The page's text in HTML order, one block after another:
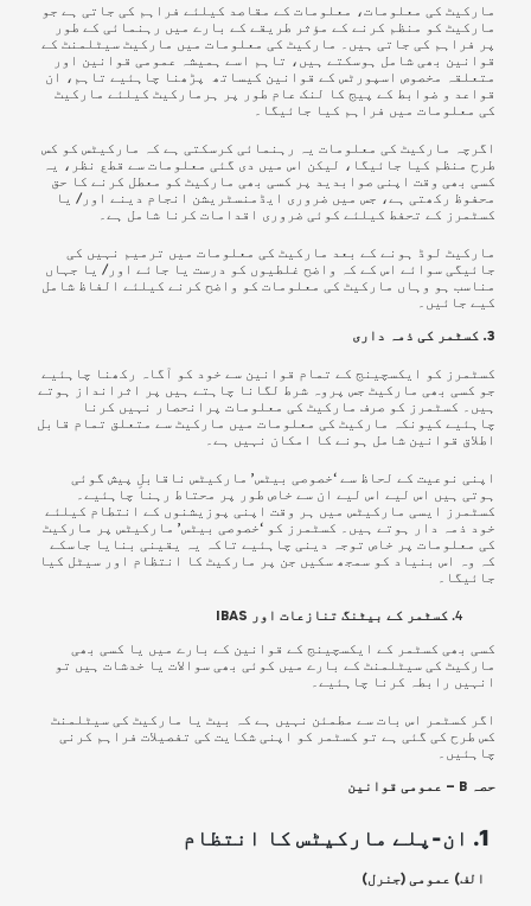
مارکیٹ کی معلومات، معلومات کے مقاصد کیلئے فراہم کی جاتی ہے جو
مارکیٹ کو منظم کرنے کے مؤثر طریقے کے بارے میں رہنمائی کے طور
پر فراہم کی جاتی ہیں۔ مارکیٹ کی معلومات میں مارکیٹ سیٹلمنٹ کے
قوانین بھی شامل ہوسکتے ہیں، تاہم اسے ہمیشہ عمومی قوانین اور
متعلقہ مخصوص اسپورٹس کے قوانین کیساتھ پڑھنا چاہئیے تاہم، ان
قواعد و ضوابط کے پیج کا لنک عام طور پر ہرمارکیٹ کیلئے مارکیٹ
کی معلومات میں فراہم کیا جائیگا۔
اگرچہ مارکیٹ کی معلومات یہ رہنمائی کرسکتی ہے کہ مارکیٹس کو کس
طرح منظم کیا جائیگا، لیکن اس میں دی گئی معلومات سے قطع نظر ، یہ
کسی بھی وقت اپنی صوابدید پر کسی بھی مارکیٹ کو معطل کرنے کا حق
محفوظ رکھتی ہے، جس میں ضروری ایڈمنسٹریشن انجام دینے اور/ یا
کسٹمرز کے تحفط کیلئے کوئی ضروری اقدامات کرنا شامل ہے۔
مارکیٹ لوڈ ہونے کے بعد مارکیٹ کی معلومات میں ترمیم نہیں کی
جائیگی سوائے اس کے کہ واضح غلطیوں کو درست یا جائے اور/ یا جہاں
مناسب ہو وہاں مارکیٹ کی معلومات کو واضح کرنے کیلئے الفاظ شامل
کیے جائیں۔
3. کسٹمر کی ذمہ داری
کسٹمرز کو ایکسچینج کے تمام قوانین سے خود کو آگاہ رکھنا چاہئیے
جو کسی بھی مارکیٹ جس پروہ شرط لگانا چاہتے ہیں پر اثرانداز ہوتے
ہیں۔ کسٹمرز کو صرف مارکیٹ کی معلومات پرانحصار نہیں کرنا
چاہئیے کیونکہ مارکیٹ کی معلومات میں مارکیٹ سے متعلق تمام قابل
اطلاق قوانین شامل ہونے کا امکان نہیں ہے۔
اپنی نوعیت کے لحاظ سے ‘خصوصی بیٹس’ مارکیٹس ناقابلِ پیش گوئی
ہوتی ہیں اس لیے اس لیے ان سے خاص طور پر محتاط رہنا چاہئیے۔
کسٹمرز ایسی مارکیٹس میں ہر وقت اپنی پوزیشنوں کے انتطام کیلئے
خود ذمہ دار ہوتے ہیں۔ کسٹمرز کو ‘خصوصی بیٹس’ مارکیٹس پر مارکیٹ
کی معلومات پر خاص توجہ دینی چاہئیے تاکہ یہ یقینی بنایا جاسکے
کہ وہ اس بنیاد کو سمجھ سکیں جن پر مارکیٹ کا انتظام اور سیٹل کیا
جائیگا۔
کسٹمر کے بیٹنگ تنازعات اور IBAS
کسی بھی کسٹمر کے ایکسچینج کے قوانین کے بارے میں یا کسی بھی
مارکیٹ کی سیٹلمنٹ کے بارے میں کوئی بھی سوالات یا خدشات ہیں تو
انہیں رابطہ کرنا چاہئیے۔
اگر کسٹمر اس بات سے مطمئن نہیں ہے کہ بیٹ یا مارکیٹ کی سیٹلمنٹ
کس طرح کی گئی ہے تو کسٹمر کو اپنی شکایت کی تفصیلات فراہم کرنی
چاہئیں۔
حصہ B – عمومی قوانین
1. ان-پلے مارکیٹس کا انتظام
الف) عمومی (جنرل)